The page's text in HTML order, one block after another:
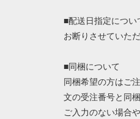
■配送日指定につ
お断りさせていた
■同梱について
同梱希望の方はご
文の受注番号と同
ご入力のない場合